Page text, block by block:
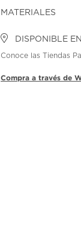
MATERIALES
DISPONIBLE
Conoce las Tiendas
Compra a través de